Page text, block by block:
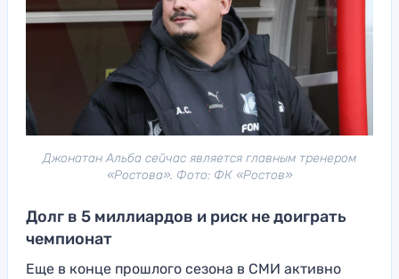
Джонатан Альба сейчас является главным тренером
«Ростова». Фото: ФК «Ростов»
Долг в 5 миллиардов и риск не доиграть
чемпионат
Еще в конце прошлого сезона в СМИ активно